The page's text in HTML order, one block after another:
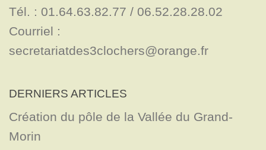
Tél. : 01.64.63.82.77 / 06.52.28.28.02
Courriel :
secretariatdes3clochers@orange.fr
DERNIERS ARTICLES
Création du pôle de la Vallée du Grand-
Morin